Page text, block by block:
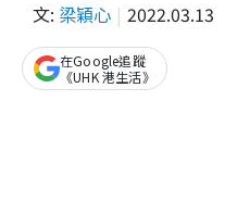
文: 梁穎心 2022.03.13
在Google追蹤
《UHK 港生活》